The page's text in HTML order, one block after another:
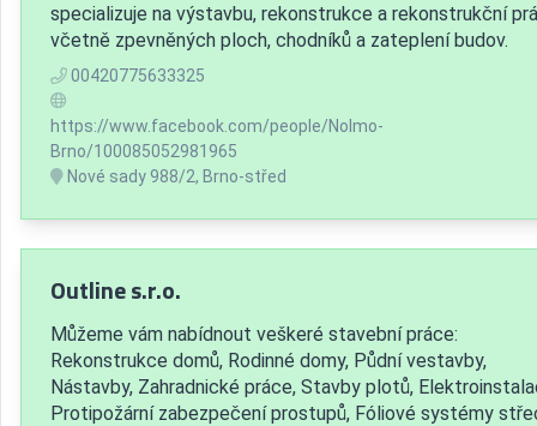
specializuje na výstavbu, rekonstrukce a rekonstrukční
včetně zpevněných ploch, chodníků a zateplení budov.
00420775633325
https://www.facebook.com/people/Nolmo-
Brno/100085052981965
Nové sady 988/2, Brno-střed
Outline s.r.o.
Můžeme vám nabídnout veškeré stavební práce:
Rekonstrukce domů, Rodinné domy, Půdní vestavby,
Nástavby, Zahradnické práce, Stavby plotů,
Protipožární zabezpečení prostupů, Fóliové systémy